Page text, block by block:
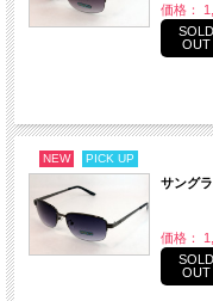
価格：
SOLD
OUT
NEW PICK UP
サング
価格：
SOLD
OUT